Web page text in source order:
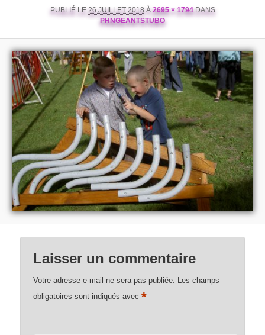
PUBLIÉ LE 26 JUILLET 2018À2695 × 1794DANS
PHNGEANTSTUBO
Laisser un commentaire
Votre adresse e-mail ne sera pas publiée. Les champs
obligatoires sont indiqués avec*